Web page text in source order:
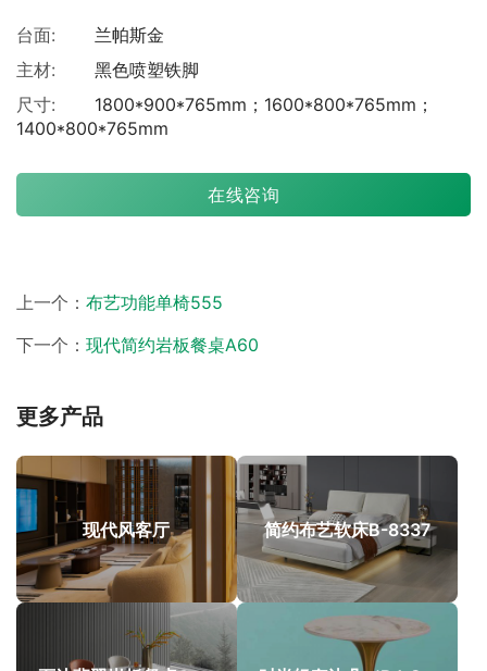
台面:
兰帕斯金
主材:
黑色喷塑铁脚
尺寸:
1800*900*765mm；1600*800*765mm；
1400*800*765mm
在线咨询
上一个： 布艺功能单椅555
下一个： 现代简约岩板餐桌A60
更多产品
现代风客厅 简约布艺软床B-8337